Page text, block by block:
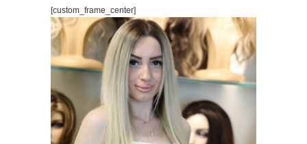
[custom_frame_center]